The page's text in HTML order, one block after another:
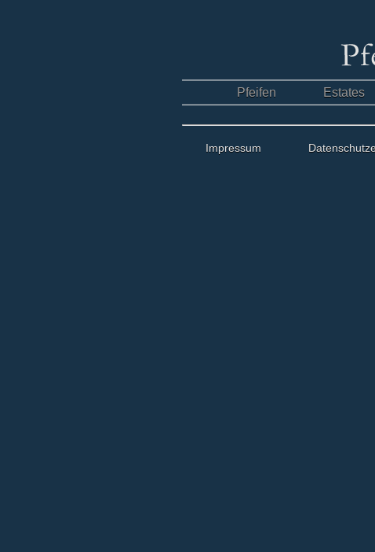
Pfeifen Estates
Impressum